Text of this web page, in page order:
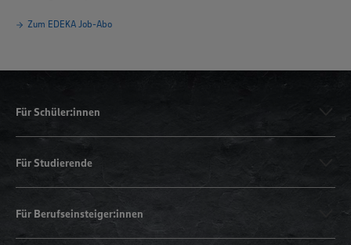
Zum EDEKA Job-Abo
Für Schüler:innen
Für Studierende
Für Berufseinsteiger:innen